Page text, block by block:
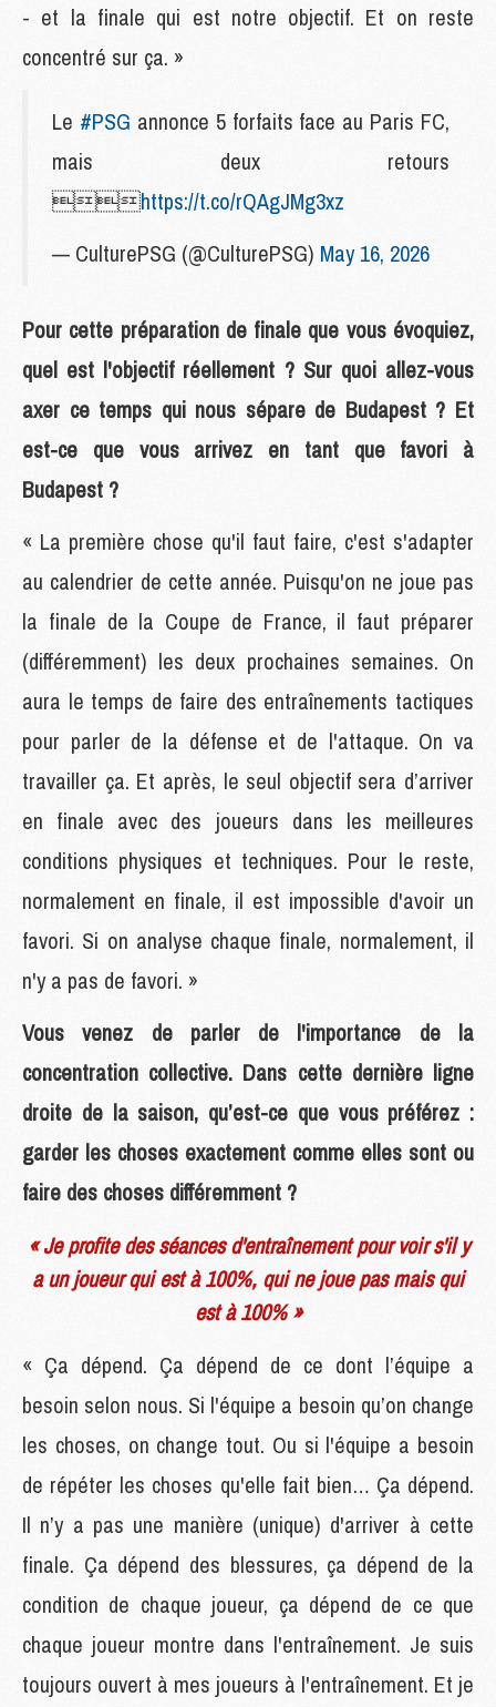
- et la finale qui est notre objectif. Et on reste
concentré sur ça. »
Le #PSG annonce 5 forfaits face au Paris FC,
mais deux retours
https://t.co/rQAgJMg3xz
— CulturePSG (@CulturePSG) May 16, 2026
Pour cette préparation de finale que vous évoquiez,
quel est l'objectif réellement ? Sur quoi allez-vous
axer ce temps qui nous sépare de Budapest ? Et
est-ce que vous arrivez en tant que favori à
Budapest ?
« La première chose qu'il faut faire, c'est s'adapter
au calendrier de cette année. Puisqu'on ne joue pas
la finale de la Coupe de France, il faut préparer
(différemment) les deux prochaines semaines. On
aura le temps de faire des entraînements tactiques
pour parler de la défense et de l'attaque. On va
travailler ça. Et après, le seul objectif sera d’arriver
en finale avec des joueurs dans les meilleures
conditions physiques et techniques. Pour le reste,
normalement en finale, il est impossible d'avoir un
favori. Si on analyse chaque finale, normalement, il
n'y a pas de favori. »
Vous venez de parler de l'importance de la
concentration collective. Dans cette dernière ligne
droite de la saison, qu’est-ce que vous préférez :
garder les choses exactement comme elles sont ou
faire des choses différemment ?
« Je profite des séances d'entraînement pour voir s'il y
a un joueur qui est à 100%, qui ne joue pas mais qui
est à 100% »
« Ça dépend. Ça dépend de ce dont l’équipe a
besoin selon nous. Si l'équipe a besoin qu’on change
les choses, on change tout. Ou si l'équipe a besoin
de répéter les choses qu'elle fait bien… Ça dépend.
Il n’y a pas une manière (unique) d'arriver à cette
finale. Ça dépend des blessures, ça dépend de la
condition de chaque joueur, ça dépend de ce que
chaque joueur montre dans l'entraînement. Je suis
toujours ouvert à mes joueurs à l'entraînement. Et je